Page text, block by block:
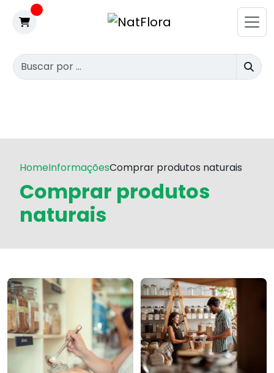
HomeInformaçõesComprar produtos naturais
Comprar produtos
naturais